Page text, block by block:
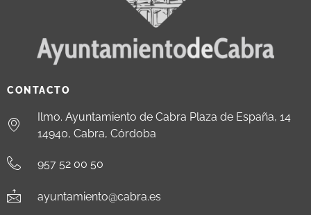
CONTACTO
Ilmo. Ayuntamiento de Cabra Plaza de España, 14
14940, Cabra, Córdoba
957 52 00 50
ayuntamiento@cabra.es